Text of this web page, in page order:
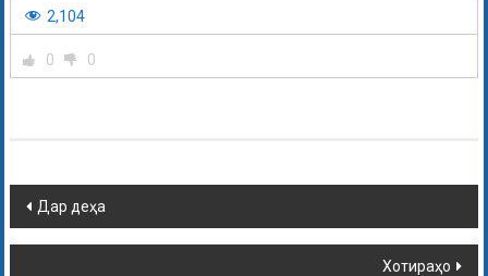
2,104
0 0
Дар деҳа
Хотираҳо